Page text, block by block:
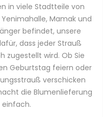
in viele Stadtteile von
Mamak und
befindet, unsere
dass jeder Strauß
zugestellt wird. Ob Sie
Geburtstag feiern oder
verschicken
die Blumenlieferung
einfach.